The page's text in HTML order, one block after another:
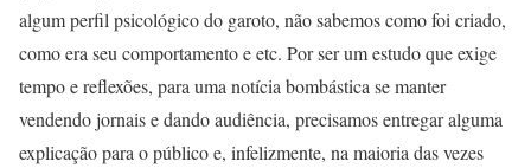
algum perfil psicológico do garoto, não sabemos como foi criado,
como era seu comportamento e etc. Por ser um estudo que exige
tempo e reflexões, para uma notícia bombástica se manter
vendendo jornais e dando audiência, precisamos entregar alguma
explicação para o público e, infelizmente, na maioria das vezes